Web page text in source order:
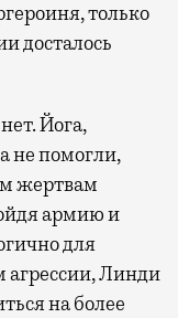
только
досталось
Йога,
не помогли,
жертвам
армию и
для
агрессии, Линди
на более